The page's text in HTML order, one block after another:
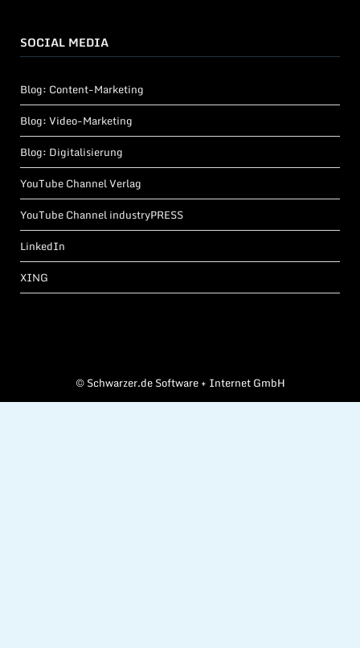
SOCIAL MEDIA
Blog: Content-Marketing
Blog: Video-Marketing
Blog: Digitalisierung
YouTube Channel Verlag
YouTube Channel industryPRESS
LinkedIn
XING
©Schwarzer.de Software + Internet GmbH